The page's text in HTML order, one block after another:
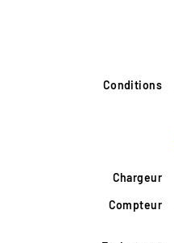
Conditions
Chargeur
Compteur